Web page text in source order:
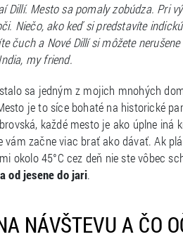
Dillí. Mesto sa pomaly zobúdza. Pri
Niečo, ako keď si predstavíte
čuch a Nové Dillí si môžete
my friend.
sa jedným z mojich mnohých
je to síce bohaté na historické
každé mesto je ako úplne iná
začne viac brať ako dávať. Ak
okolo 45°C cez deň nie ste vôbec
od jesene do jari.
NÁVŠTEVU A ČO